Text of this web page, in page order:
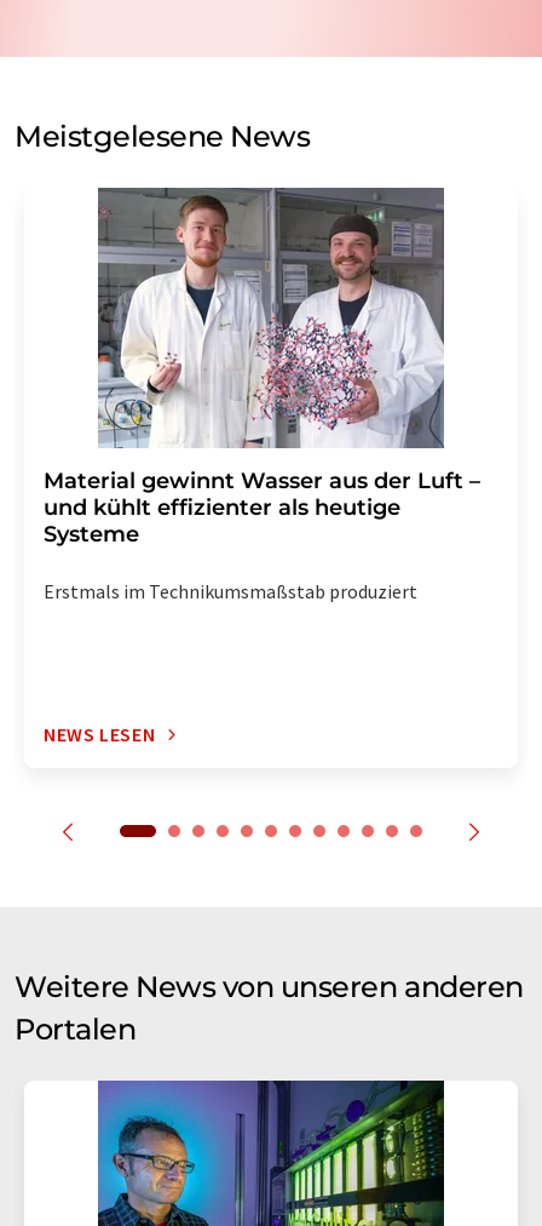
auf Basis unsererDatenschutzerklärung. LUMITOS darf
Meinungsforschung per E-Mail kontaktieren. Ihre
Einwilligung können Sie jederzeit ohne Angabe von
Str. 2, 12489 Berlin oder per E-Mail unter
widerruf@lumitos.commit Wirkung für die Zukunft
widerrufen. Zudem ist in jeder E-Mail ein Link zur
Abbestellung des entsprechenden Newsletters
enthalten.
Meistgelesene News
Material gewinnt Wasser aus der Luft –
und kühlt effizienter als heutige
Systeme
Erstmals im Technikumsmaßstab produziert
NEWS LESEN
Weitere News von unseren anderen
Portalen